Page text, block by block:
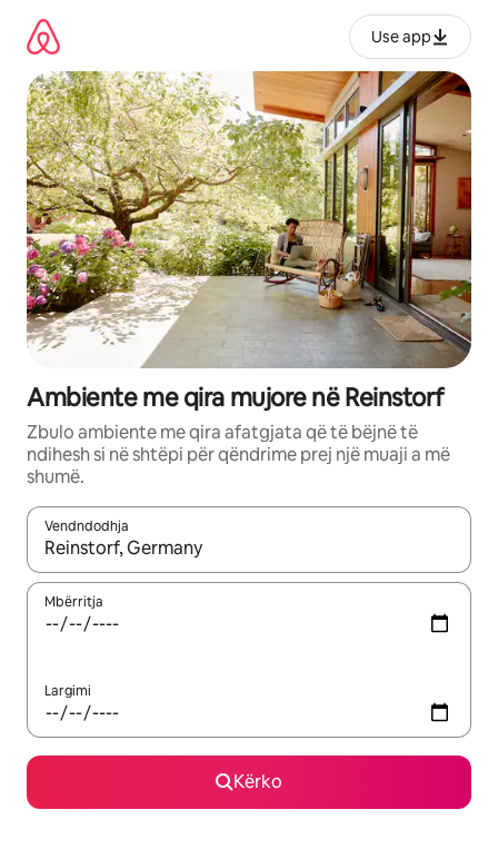
përmbajtja
Use app
Ambiente me qira mujore në Reinstorf
Zbulo ambiente me qira afatgjata që të bëjnë të
ndihesh si në shtëpi për qëndrime prej një muaji a më
shumë.
Vendndodhja
Kur rezultatet të jenë të disponueshme, lëviz me butonat e
Mbërritja
Largimi
Kërko